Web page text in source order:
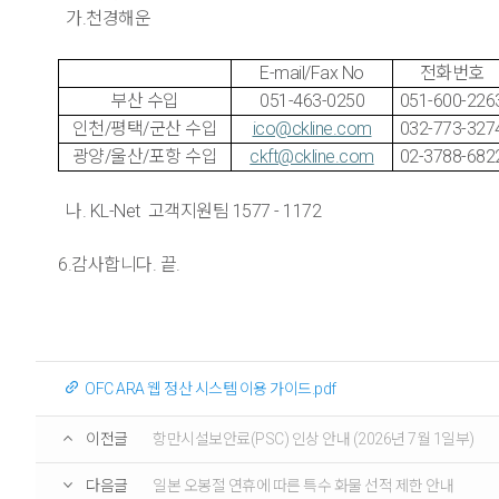
가.천경해운
E-mail/Fax No
전화번호
부산 수입
051-463-0250
051-600-
인천/평택/군산 수입
ico@ckline.com
032-773-
광양/울산/포항 수입
ckft@ckline.com 02-3788-
나. KL-Net 고객지원팀 1577 - 1172
6.감사합니다. 끝.
OFC ARA 웹 정산 시스템 이용 가이드.pdf
이전글 항만시설보안료(PSC) 인상 안내 (2026년 7월 1일부)
다음글 일본 오봉절 연휴에 따른 특수 화물 선적 제한 안내